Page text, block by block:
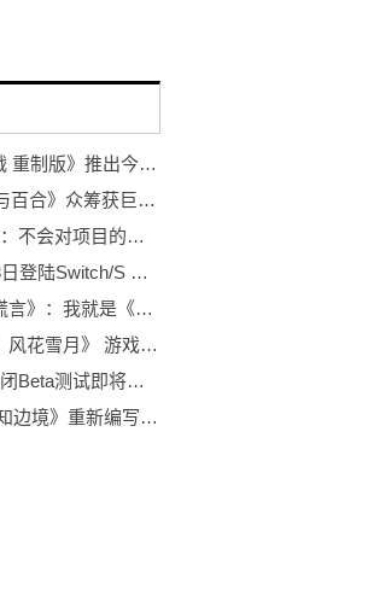
《JOJO的奇妙冒险 群星之战 重制版》推出今年秋季角色DLC 首个DLC角色登场亮相
100万日元5倍目标！《巫女与百合》众筹获巨大成功
《GTA6》实机视频泄露 R星：不会对项目的发展产生长期影响
《死亡之屋：重制版》9月23日登陆Switch/S 敬请期待
游戏制作人回应《匹诺曹的谎言》：我就是《血源诅咒》的粉丝
任天堂官宣续作《火焰纹章：风花雪月》 游戏列表曝光
《暗黑破坏神4》游戏后期封闭Beta测试即将开始 莉莉丝回归
为吸引日本玩家 《索尼克未知边境》重新编写台词